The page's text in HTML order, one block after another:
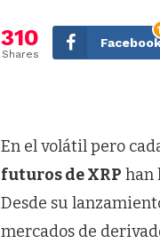
310
Shares
En el volátil pero
futuros de XRP han
Desde su
mercados de